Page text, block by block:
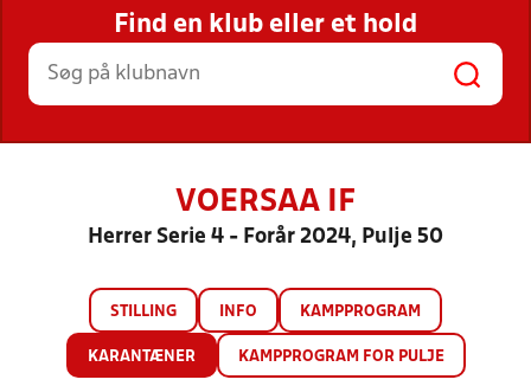
STILLINGER, RESULTATER, KLUBBER OG
HOLD
Find en klub eller et hold
VOERSAA IF
Herrer Serie 4 - Forår 2024, Pulje 50
STILLING INFO KAMPPROGRAM
KARANTÆNER KAMPPROGRAM FOR PULJE